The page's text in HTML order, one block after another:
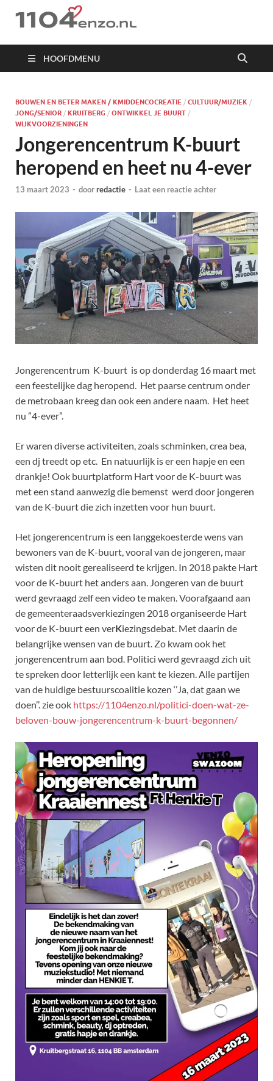
1104 en zo
HOOFDMENU
BOUWEN EN BETER MAKEN / KMIDDENCOCREATIE / CULTUUR/MUZIEK /
JONG/SENIOR / KRUITBERG / ONTWIKKEL JE BUURT /
WIJKVOORZIENINGEN
Jongerencentrum K-buurt
heropend en heet nu 4-ever
13 maart 2023 - doorredactie - Laat een reactie achter
Jongerencentrum K-buurt is op donderdag 16 maart met
een feestelijke dag heropend. Het paarse centrum onder
de metrobaan kreeg dan ook een andere naam. Het heet
nu ”4-ever”.
Er waren diverse activiteiten, zoals schminken, crea bea,
een dj treedt op etc. En natuurlijk is er een hapje en een
drankje! Ook buurtplatform Hart voor de K-buurt was
met een stand aanwezig die bemenst werd door jongeren
van de K-buurt die zich inzetten voor hun buurt.
Het jongerencentrum is een langgekoesterde wens van
bewoners van de K-buurt, vooral van de jongeren, maar
wisten dit nooit gerealiseerd te krijgen. In 2018 pakte Hart
voor de K-buurt het anders aan. Jongeren van de buurt
werd gevraagd zelf een video te maken. Voorafgaand aan
de gemeenteraadsverkiezingen 2018 organiseerde Hart
voor de K-buurt een verKiezingsdebat. Met daarin de
belangrijke wensen van de buurt. Zo kwam ook het
jongerencentrum aan bod. Politici werd gevraagd zich uit
te spreken door letterlijk een kant te kiezen. Alle partijen
van de huidige bestuurscoalitie kozen ‘’Ja, dat gaan we
doen’’. zie ook https://1104enzo.nl/politici-doen-wat-ze-
beloven-bouw-jongerencentrum-k-buurt-begonnen/